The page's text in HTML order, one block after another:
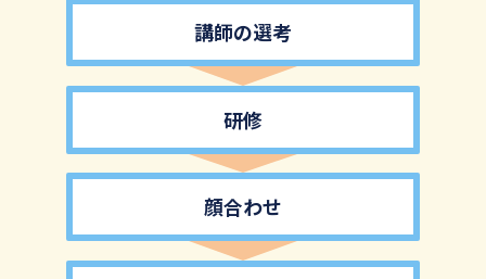
講師の選考
研修
顔合わせ